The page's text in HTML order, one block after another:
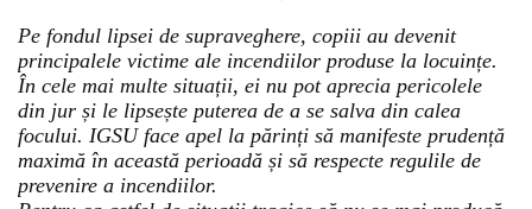
Pe fondul lipsei de supraveghere, copiii au devenit
principalele victime ale incendiilor produse la locuințe.
În cele mai multe situații, ei nu pot aprecia pericolele
din jur și le lipsește puterea de a se salva din calea
focului. IGSU face apel la părinți să manifeste prudență
maximă în această perioadă și să respecte regulile de
prevenire a incendiilor.